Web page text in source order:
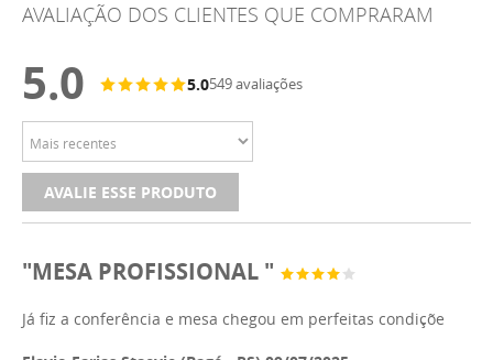
AVALIAÇÃO DOS CLIENTES QUE COMPRARAM
5.0 5.0549 avaliações
AVALIE ESSE PRODUTO
"MESA PROFISSIONAL "
Já fiz a conferência e mesa chegou em perfeitas condiçõe